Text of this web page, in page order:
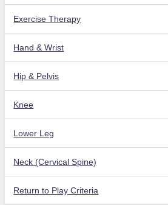
Exercise Therapy
Hand & Wrist
Hip & Pelvis
Knee
Lower Leg
Neck (Cervical Spine)
Return to Play Criteria